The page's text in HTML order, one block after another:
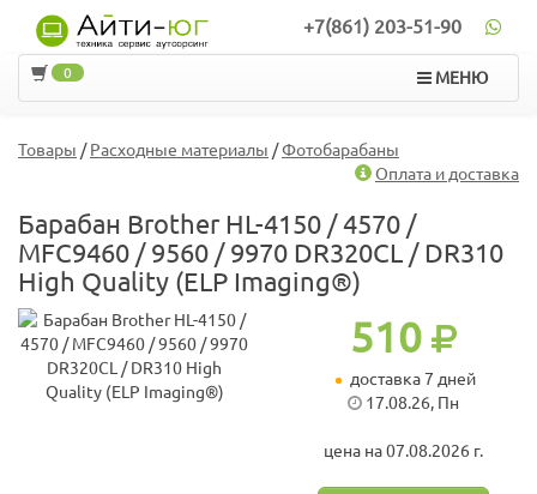
+7(861) 203-51-90
МЕНЮ
0
Товары /Расходные материалы /Фотобарабаны
Оплата и доставка
Барабан Brother HL-4150 / 4570 /
MFC9460 / 9560 / 9970 DR320CL / DR310
High Quality (ELP Imaging®)
510
доставка 7 дней
17.08.26, Пн
цена на 07.08.2026 г.